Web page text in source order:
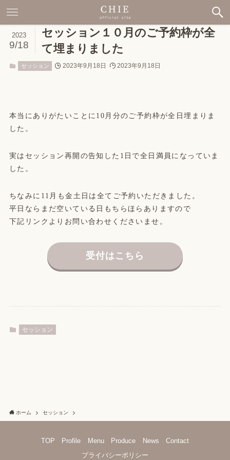
セッション１０月のご予約枠が全
て埋まりました
2023
9/18
セッション 2023年9月18日 2023年9月18日
本当にありがたいことに10月分のご予約枠が全日埋まりま
した。
実はセッション再開の告知した1日で全日満員になっていま
した。
ちなみに11月も金土日は全てご予約いただきました。
平日ならまだ空いている日もちらほらありますので
下記リンクよりお問い合わせくださいませ。
受付はこちら
セッション
ホーム セッション
TOP Profile Menu Produce News
Contact
プライバシーポリシー